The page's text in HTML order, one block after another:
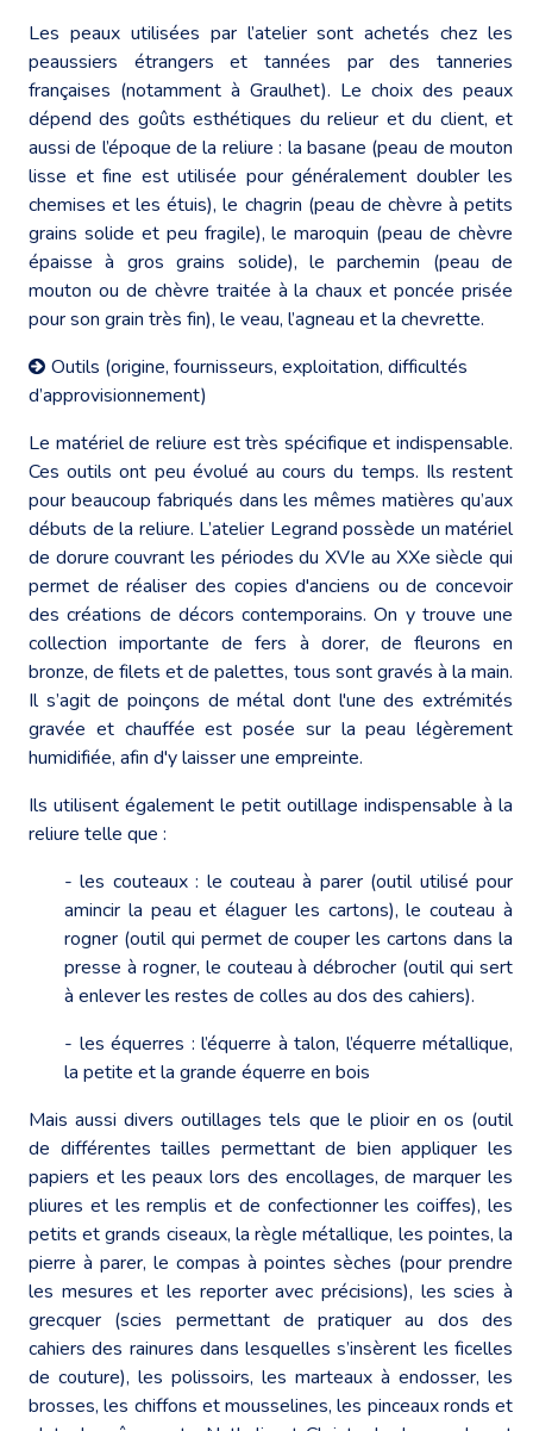
Les peaux utilisées par l’atelier sont achetés chez les
peaussiers étrangers et tannées par des tanneries
françaises (notamment à Graulhet). Le choix des peaux
dépend des goûts esthétiques du relieur et du client, et
aussi de l’époque de la reliure : la basane (peau de mouton
lisse et fine est utilisée pour généralement doubler les
chemises et les étuis), le chagrin (peau de chèvre à petits
grains solide et peu fragile), le maroquin (peau de chèvre
épaisse à gros grains solide), le parchemin (peau de
mouton ou de chèvre traitée à la chaux et poncée prisée
pour son grain très fin), le veau, l’agneau et la chevrette.
Outils (origine, fournisseurs, exploitation, difficultés
d’approvisionnement)
Le matériel de reliure est très spécifique et indispensable.
Ces outils ont peu évolué au cours du temps. Ils restent
pour beaucoup fabriqués dans les mêmes matières qu’aux
débuts de la reliure. L’atelier Legrand possède un matériel
de dorure couvrant les périodes du XVIe au XXe siècle qui
permet de réaliser des copies d'anciens ou de concevoir
des créations de décors contemporains. On y trouve une
collection importante de fers à dorer, de fleurons en
bronze, de filets et de palettes, tous sont gravés à la main.
Il s’agit de poinçons de métal dont l'une des extrémités
gravée et chauffée est posée sur la peau légèrement
humidifiée, afin d'y laisser une empreinte.
Ils utilisent également le petit outillage indispensable à la
reliure telle que :
- les couteaux : le couteau à parer (outil utilisé pour
amincir la peau et élaguer les cartons), le couteau à
rogner (outil qui permet de couper les cartons dans la
presse à rogner, le couteau à débrocher (outil qui sert
à enlever les restes de colles au dos des cahiers).
- les équerres : l’équerre à talon, l’équerre métallique,
la petite et la grande équerre en bois
Mais aussi divers outillages tels que le plioir en os (outil
de différentes tailles permettant de bien appliquer les
papiers et les peaux lors des encollages, de marquer les
pliures et les remplis et de confectionner les coiffes), les
petits et grands ciseaux, la règle métallique, les pointes, la
pierre à parer, le compas à pointes sèches (pour prendre
les mesures et les reporter avec précisions), les scies à
grecquer (scies permettant de pratiquer au dos des
cahiers des rainures dans lesquelles s’insèrent les ficelles
de couture), les polissoirs, les marteaux à endosser, les
brosses, les chiffons et mousselines, les pinceaux ronds et